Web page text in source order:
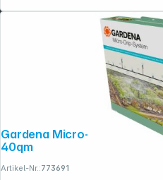
Gardena Micro-Drip-System Set Gemüse-/Blumenbeet
40qm
Artikel-Nr.:773691